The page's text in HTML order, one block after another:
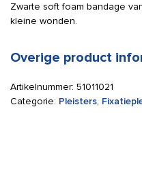
Zwarte soft foam bandage
kleine wonden.
Overige product
Artikelnummer: 51011021
Categorie: Pleisters,